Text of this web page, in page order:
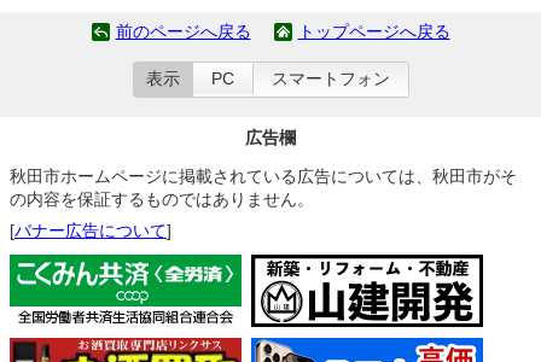
前のページへ戻る トップページへ戻る
表示 PC スマートフォン
広告欄
秋田市ホームページに掲載されている広告については、秋田市がそ
の内容を保証するものではありません。
[バナー広告について]